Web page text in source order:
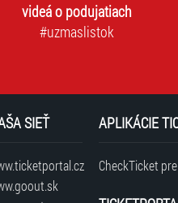
videá o podujatiach
#uzmaslistok
SIEŤ APLIKÁCIE
CheckTicket